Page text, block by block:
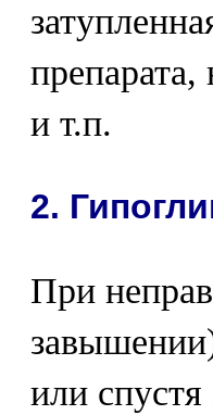
и т.п.
2.
При
или